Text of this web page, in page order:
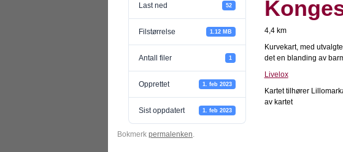
Last ned 52
Filstørrelse 1.12 MB
Antall filer 1
Opprettet 1. feb 2023
Sist oppdatert 1. feb 2023
4,4 km
Kurvekart, med
det en blanding av
Livelox
Kartet tilhører
av kartet
Bokmerk permalenken.